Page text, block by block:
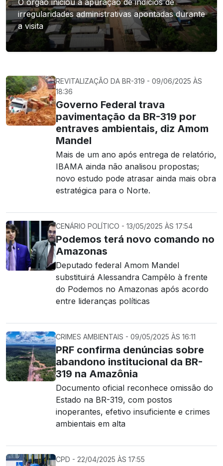
O órgão iniciou a apuração de indícios de
irregularidades administrativas apontadas durante
a visita
REVITALIZAÇÃO DA BR-319 - 09/06/2025 ÀS
18:36
Governo Federal trava
pavimentação da BR-319 por
entraves ambientais, diz Amom
Mandel
Mais de um ano após entrega de relatório,
IBAMA ainda não analisou propostas;
novo estudo pode atrasar ainda mais obra
estratégica para o Norte.
CENÁRIO POLÍTICO - 13/05/2025 ÀS 17:54
Podemos terá novo comando no
Amazonas
Deputado federal Amom Mandel
substituirá Alessandra Campêlo à frente
do Podemos no Amazonas após acordo
entre lideranças políticas
CRIMES AMBIENTAIS - 09/05/2025 ÀS 16:11
PRF confirma denúncias sobre
abandono institucional da BR-
319 na Amazônia
Documento oficial reconhece omissão do
Estado na BR-319, com postos
inoperantes, efetivo insuficiente e crimes
ambientais em alta
CPD - 22/04/2025 ÀS 17:55